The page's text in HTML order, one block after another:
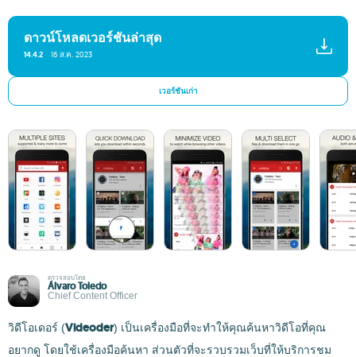
ดาวน์โหลดเวอร์ชันล่าสุด
14.4.2 16 ส.ค. 2023
เวอร์ชันเก่า
ตรวจสอบโดย
Álvaro Toledo
Chief Content Officer
วิดีโอเดอร์ (Videoder) เป็นเครื่องมือที่จะทำให้คุณค้นหาวิดีโอที่คุณ
อยากดู โดยใช้เครื่องมือค้นหา ส่วนตัวที่จะรวบรวมเว็บที่ให้บริการชม